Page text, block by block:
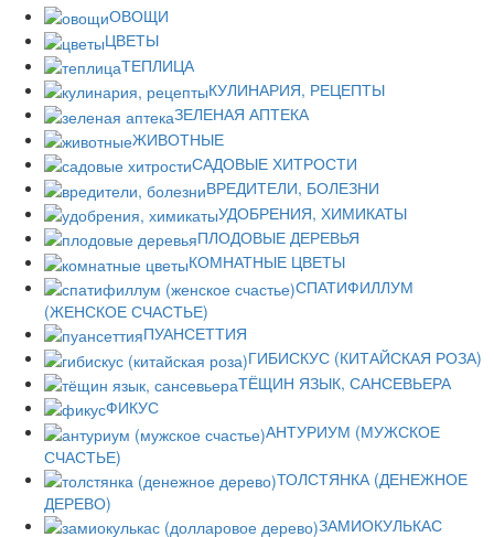
ОВОЩИ
ЦВЕТЫ
ТЕПЛИЦА
КУЛИНАРИЯ, РЕЦЕПТЫ
ЗЕЛЕНАЯ АПТЕКА
ЖИВОТНЫЕ
САДОВЫЕ ХИТРОСТИ
ВРЕДИТЕЛИ, БОЛЕЗНИ
УДОБРЕНИЯ, ХИМИКАТЫ
ПЛОДОВЫЕ ДЕРЕВЬЯ
КОМНАТНЫЕ ЦВЕТЫ
СПАТИФИЛЛУМ
(ЖЕНСКОЕ СЧАСТЬЕ)
ПУАНСЕТТИЯ
ГИБИСКУС (КИТАЙСКАЯ РОЗА)
ТЁЩИН ЯЗЫК, САНСЕВЬЕРА
ФИКУС
АНТУРИУМ (МУЖСКОЕ
СЧАСТЬЕ)
ТОЛСТЯНКА (ДЕНЕЖНОЕ
ДЕРЕВО)
ЗАМИОКУЛЬКАС